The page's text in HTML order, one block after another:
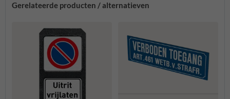
Gerelateerde producten / alternatieven